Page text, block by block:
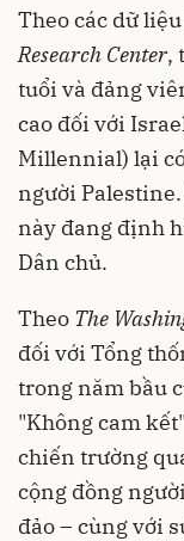
Theo các dữ
Research Center,
tuổi và đảng
cao đối với
Millennial) lại
người
này đang định
Dân chủ.
Theo The
đối với Tổng
trong năm bầu
"Không cam
chiến trường
cộng đồng
đảo – cùng với